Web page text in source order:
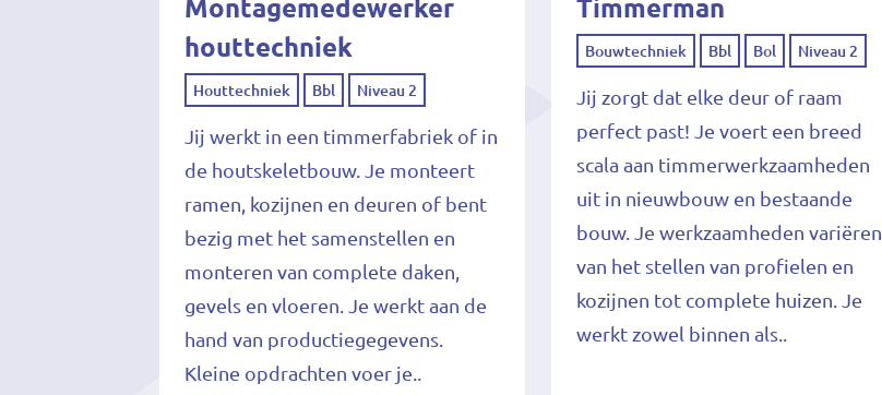
Montagemedewerker
houttechniek
Houttechniek Bbl Niveau 2
Jij werkt in een timmerfabriek of in
de houtskeletbouw. Je monteert
ramen, kozijnen en deuren of bent
bezig met het samenstellen en
monteren van complete daken,
gevels en vloeren. Je werkt aan de
hand van productiegegevens.
Kleine opdrachten voer je..
Timmerman
Bouwtechniek Bbl Bol Niveau 2
Jij zorgt dat elke deur of raam
perfect past! Je voert een breed
scala aan timmerwerkzaamheden
uit in nieuwbouw en bestaande
bouw. Je werkzaamheden variëren
van het stellen van profielen en
kozijnen tot complete huizen. Je
werkt zowel binnen als..